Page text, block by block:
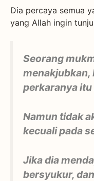
Dia percaya semua
yang Allah ingin
Seorang
menakjubkan,
perkaranya itu
Namun tidak
kecuali pada
Jika dia
bersyukur,